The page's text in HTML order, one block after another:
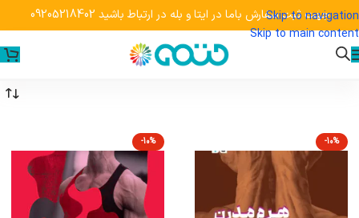
Skip to navigation
Skip to main content
جهت ثبت سفارش باما در ایتا و بله در ارتباط باشید 09205218402
-10%
-10%